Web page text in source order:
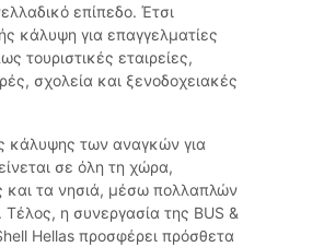
επίπεδο. Έτσι
κάλυψη για επαγγελματίες
τουριστικές εταιρείες,
σχολεία και ξενοδοχειακές
κάλυψης των αναγκών για
σε όλη τη χώρα,
και τα νησιά, μέσω πολλαπλών
η συνεργασία της BUS &
Hellas προσφέρει πρόσθετα